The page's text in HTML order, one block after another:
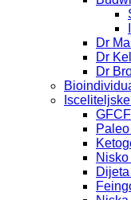
Dr
Dr
Dr